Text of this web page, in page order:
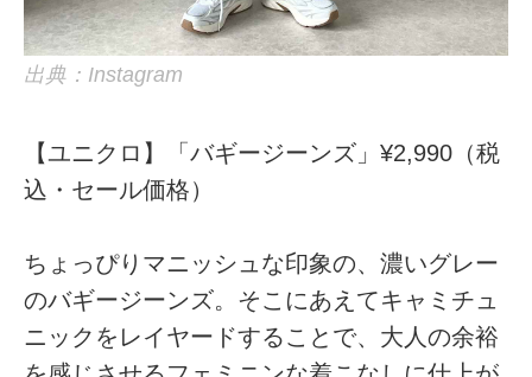
出典：Instagram
【ユニクロ】「バギージーンズ」¥2,990（税
込・セール価格）
ちょっぴりマニッシュな印象の、濃いグレー
のバギージーンズ。そこにあえてキャミチュ
ニックをレイヤードすることで、大人の余裕